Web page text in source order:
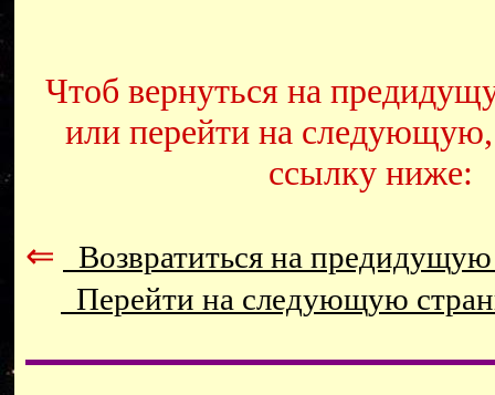
Чтоб вернуться на
или перейти на
ссылку ниже:
⇐
Возвратиться на
Перейти на следующую